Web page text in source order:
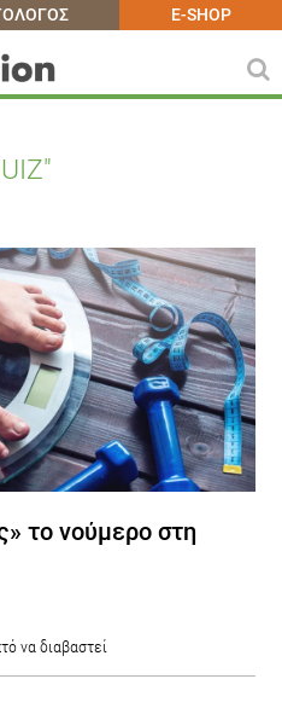
E-SHOP
το νούμερο στη
να διαβαστεί